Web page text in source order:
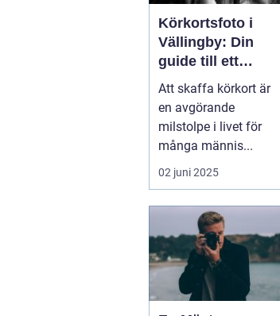
Körkortsfoto i
Vällingby: Din
guide till ett
perfekt foto
Att skaffa körkort är
en avgörande
milstolpe i livet för
många männis...
02 juni 2025